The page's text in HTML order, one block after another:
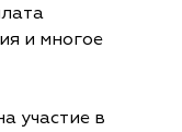
и многое
участие в